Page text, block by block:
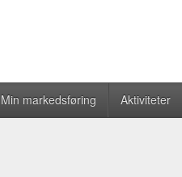
Min markedsføring Aktiviteter